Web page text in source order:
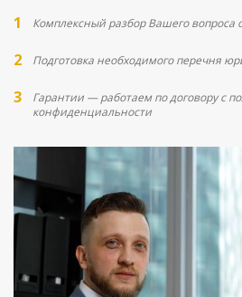
Комплексный разбор Вашего
Подготовка необходимого перечня
Гарантии — работаем по договору с
конфиденциальности